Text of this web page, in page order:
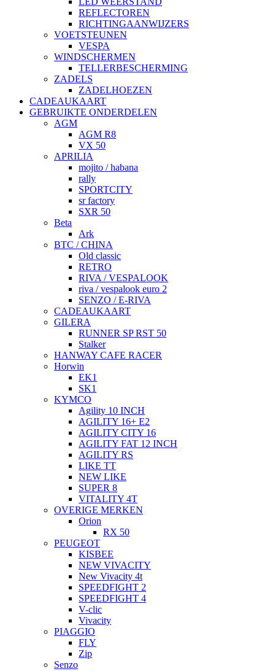
REFLECTOREN
RICHTINGAANWIJZERS
VOETSTEUNEN
VESPA
WINDSCHERMEN
TELLERBESCHERMING
ZADELS
ZADELHOEZEN
CADEAUKAART
GEBRUIKTE ONDERDELEN
AGM
AGM R8
VX 50
APRILIA
mojito / habana
rally
SPORTCITY
sr factory
SXR 50
Beta
Ark
BTC / CHINA
Old classic
RETRO
RIVA / VESPALOOK
riva / vespalook euro 2
SENZO / E-RIVA
CADEAUKAART
GILERA
RUNNER SP RST 50
Stalker
HANWAY CAFE RACER
Horwin
EK1
SK1
KYMCO
Agility 10 INCH
AGILITY 16+ E2
AGILITY CITY 16
AGILITY FAT 12 INCH
AGILITY RS
LIKE TT
NEW LIKE
SUPER 8
VITALITY 4T
OVERIGE MERKEN
Orion
RX 50
PEUGEOT
KISBEE
NEW VIVACITY
New Vivacity 4t
SPEEDFIGHT 2
SPEEDFIGHT 4
V-clic
Vivacity
PIAGGIO
FLY
Zip
Senzo